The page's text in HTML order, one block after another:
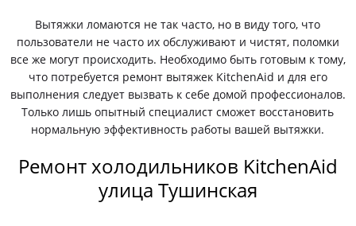
Вытяжки ломаются не так часто, но в виду того, что
пользователи не часто их обслуживают и чистят, поломки
все же могут происходить. Необходимо быть готовым к тому,
что потребуется ремонт вытяжек KitchenAid и для его
выполнения следует вызвать к себе домой профессионалов.
Только лишь опытный специалист сможет восстановить
нормальную эффективность работы вашей вытяжки.
Ремонт холодильников KitchenAid
улица Тушинская